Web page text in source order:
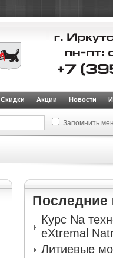
Скидки Акции Новости
Запомнить
Последние
Курс Na
eXtremal
Литиевые